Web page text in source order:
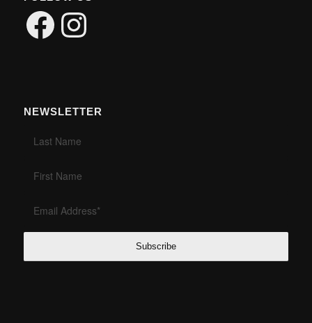
FacebookInstagram
NEWSLETTER